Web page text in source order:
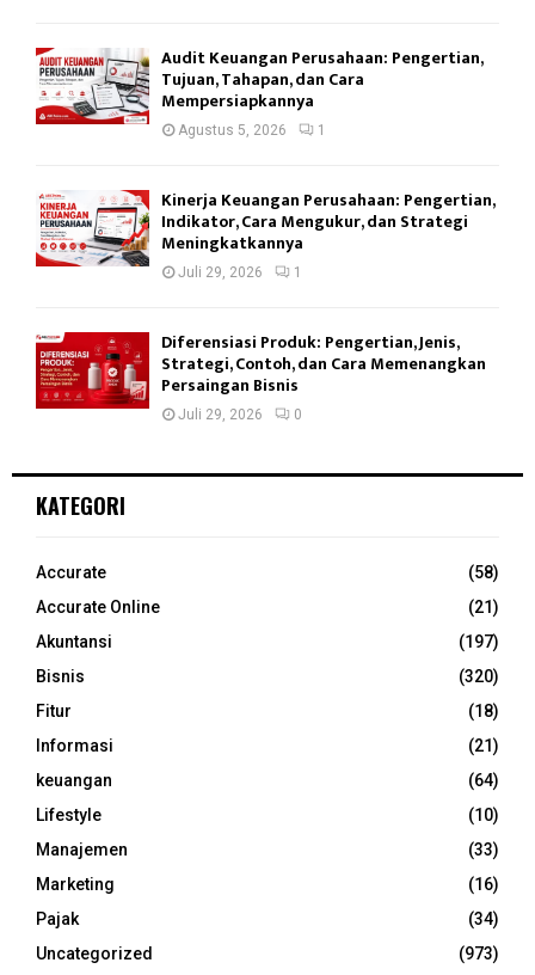
Audit Keuangan Perusahaan: Pengertian,
Tujuan, Tahapan, dan Cara
Mempersiapkannya
Agustus 5, 2026 1
Kinerja Keuangan Perusahaan: Pengertian,
Indikator, Cara Mengukur, dan Strategi
Meningkatkannya
Juli 29, 2026 1
Diferensiasi Produk: Pengertian, Jenis,
Strategi, Contoh, dan Cara Memenangkan
Persaingan Bisnis
Juli 29, 2026 0
KATEGORI
Accurate
(58)
Accurate Online
(21)
Akuntansi
(197)
Bisnis
(320)
Fitur
(18)
Informasi
(21)
keuangan
(64)
Lifestyle
(10)
Manajemen
(33)
Marketing
(16)
Pajak
(34)
Uncategorized
(973)